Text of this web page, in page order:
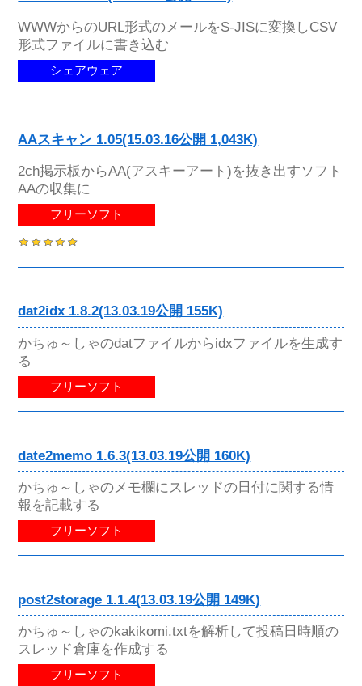
WWWからのURL形式のメールをS-JISに変換しCSV
形式ファイルに書き込む
シェアウェア
AAスキャン 1.05(15.03.16公開 1,043K)
2ch掲示板からAA(アスキーアート)を抜き出すソフト
AAの収集に
フリーソフト
dat2idx 1.8.2(13.03.19公開 155K)
かちゅ～しゃのdatファイルからidxファイルを生成す
る
フリーソフト
date2memo 1.6.3(13.03.19公開 160K)
かちゅ～しゃのメモ欄にスレッドの日付に関する情
報を記載する
フリーソフト
post2storage 1.1.4(13.03.19公開 149K)
かちゅ～しゃのkakikomi.txtを解析して投稿日時順の
スレッド倉庫を作成する
フリーソフト